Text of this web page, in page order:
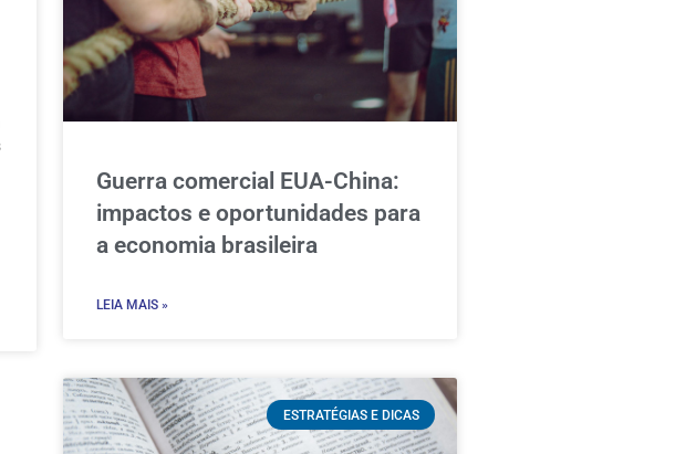
Guerra comercial EUA-China:
impactos e oportunidades para
a economia brasileira
LEIA MAIS »
ESTRATÉGIAS E DICAS